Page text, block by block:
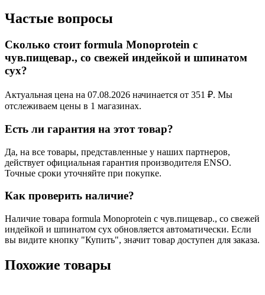
Частые вопросы
Сколько стоит formula Monoprotein с
чув.пищевар., со свежей индейкой и шпинатом
сух?
Актуальная цена на 07.08.2026 начинается от 351 ₽. Мы
отслеживаем цены в 1 магазинах.
Есть ли гарантия на этот товар?
Да, на все товары, представленные у наших партнеров,
действует официальная гарантия производителя ENSO.
Точные сроки уточняйте при покупке.
Как проверить наличие?
Наличие товара formula Monoprotein с чув.пищевар., со свежей
индейкой и шпинатом сух обновляется автоматически. Если
вы видите кнопку "Купить", значит товар доступен для заказа.
Похожие товары